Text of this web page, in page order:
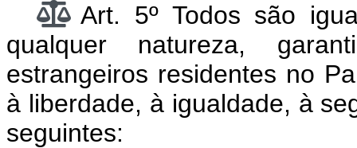
Art. 5º Todos são
qualquer natureza,
estrangeiros residentes no
à liberdade, à igualdade, à
seguintes: